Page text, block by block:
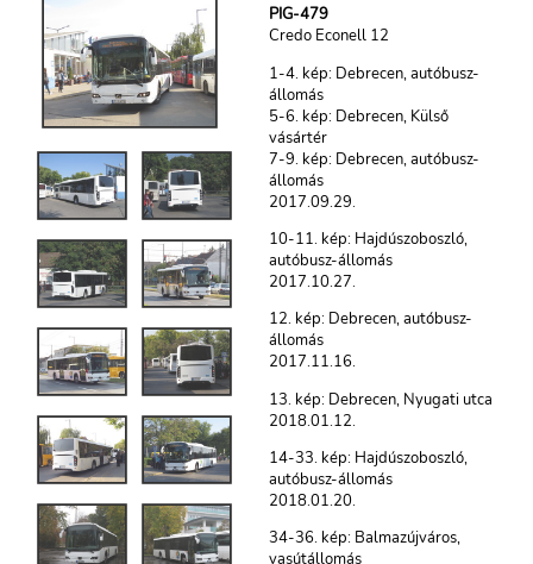
PIG-479
Credo Econell 12
1-4. kép: Debrecen, autóbusz-
állomás
5-6. kép: Debrecen, Külső
vásártér
7-9. kép: Debrecen, autóbusz-
állomás
2017.09.29.
10-11. kép: Hajdúszoboszló,
autóbusz-állomás
2017.10.27.
12. kép: Debrecen, autóbusz-
állomás
2017.11.16.
13. kép: Debrecen, Nyugati utca
2018.01.12.
14-33. kép: Hajdúszoboszló,
autóbusz-állomás
2018.01.20.
34-36. kép: Balmazújváros,
vasútállomás